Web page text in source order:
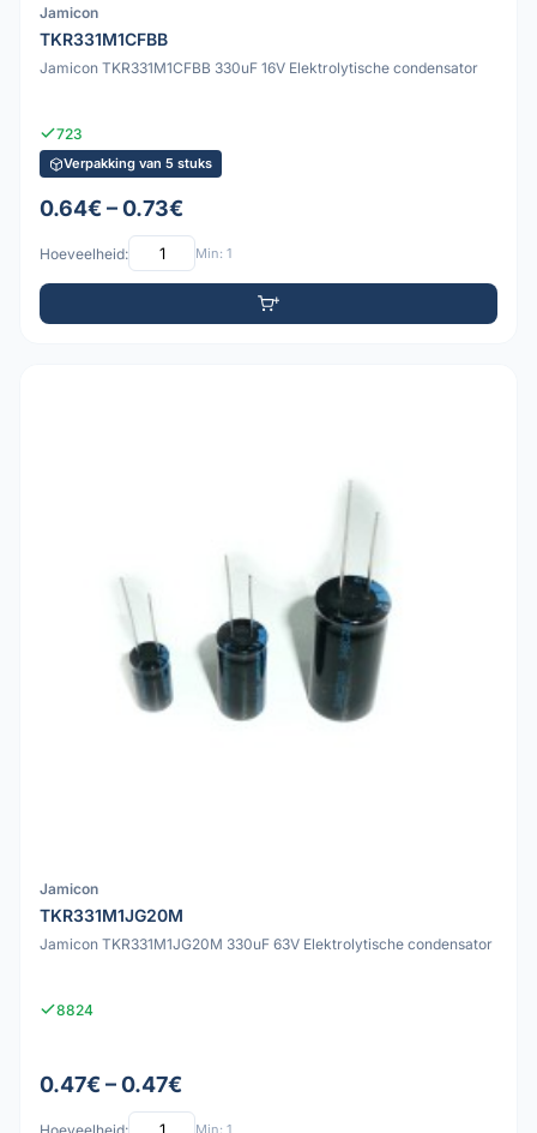
Jamicon
TKR331M1CFBB
Jamicon TKR331M1CFBB 330uF 16V Elektrolytische condensator
723
Verpakking van 5 stuks
0.64€ – 0.73€
Hoeveelheid: Min: 1
Jamicon
TKR331M1JG20M
Jamicon TKR331M1JG20M 330uF 63V Elektrolytische condensator
8824
0.47€ – 0.47€
Min: 1